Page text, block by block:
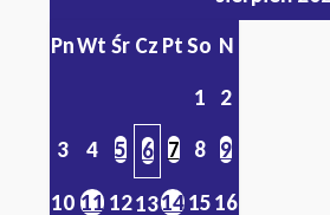
PnWt Śr Cz PtSo N
1
2
3
4 5 6 7 8 9
10 11 1213141516